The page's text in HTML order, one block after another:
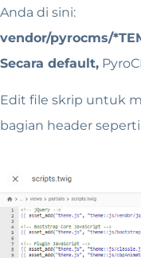
Anda di sini:
vendor/pyrocms/
Secara default,
Edit file skrip untuk
bagian header